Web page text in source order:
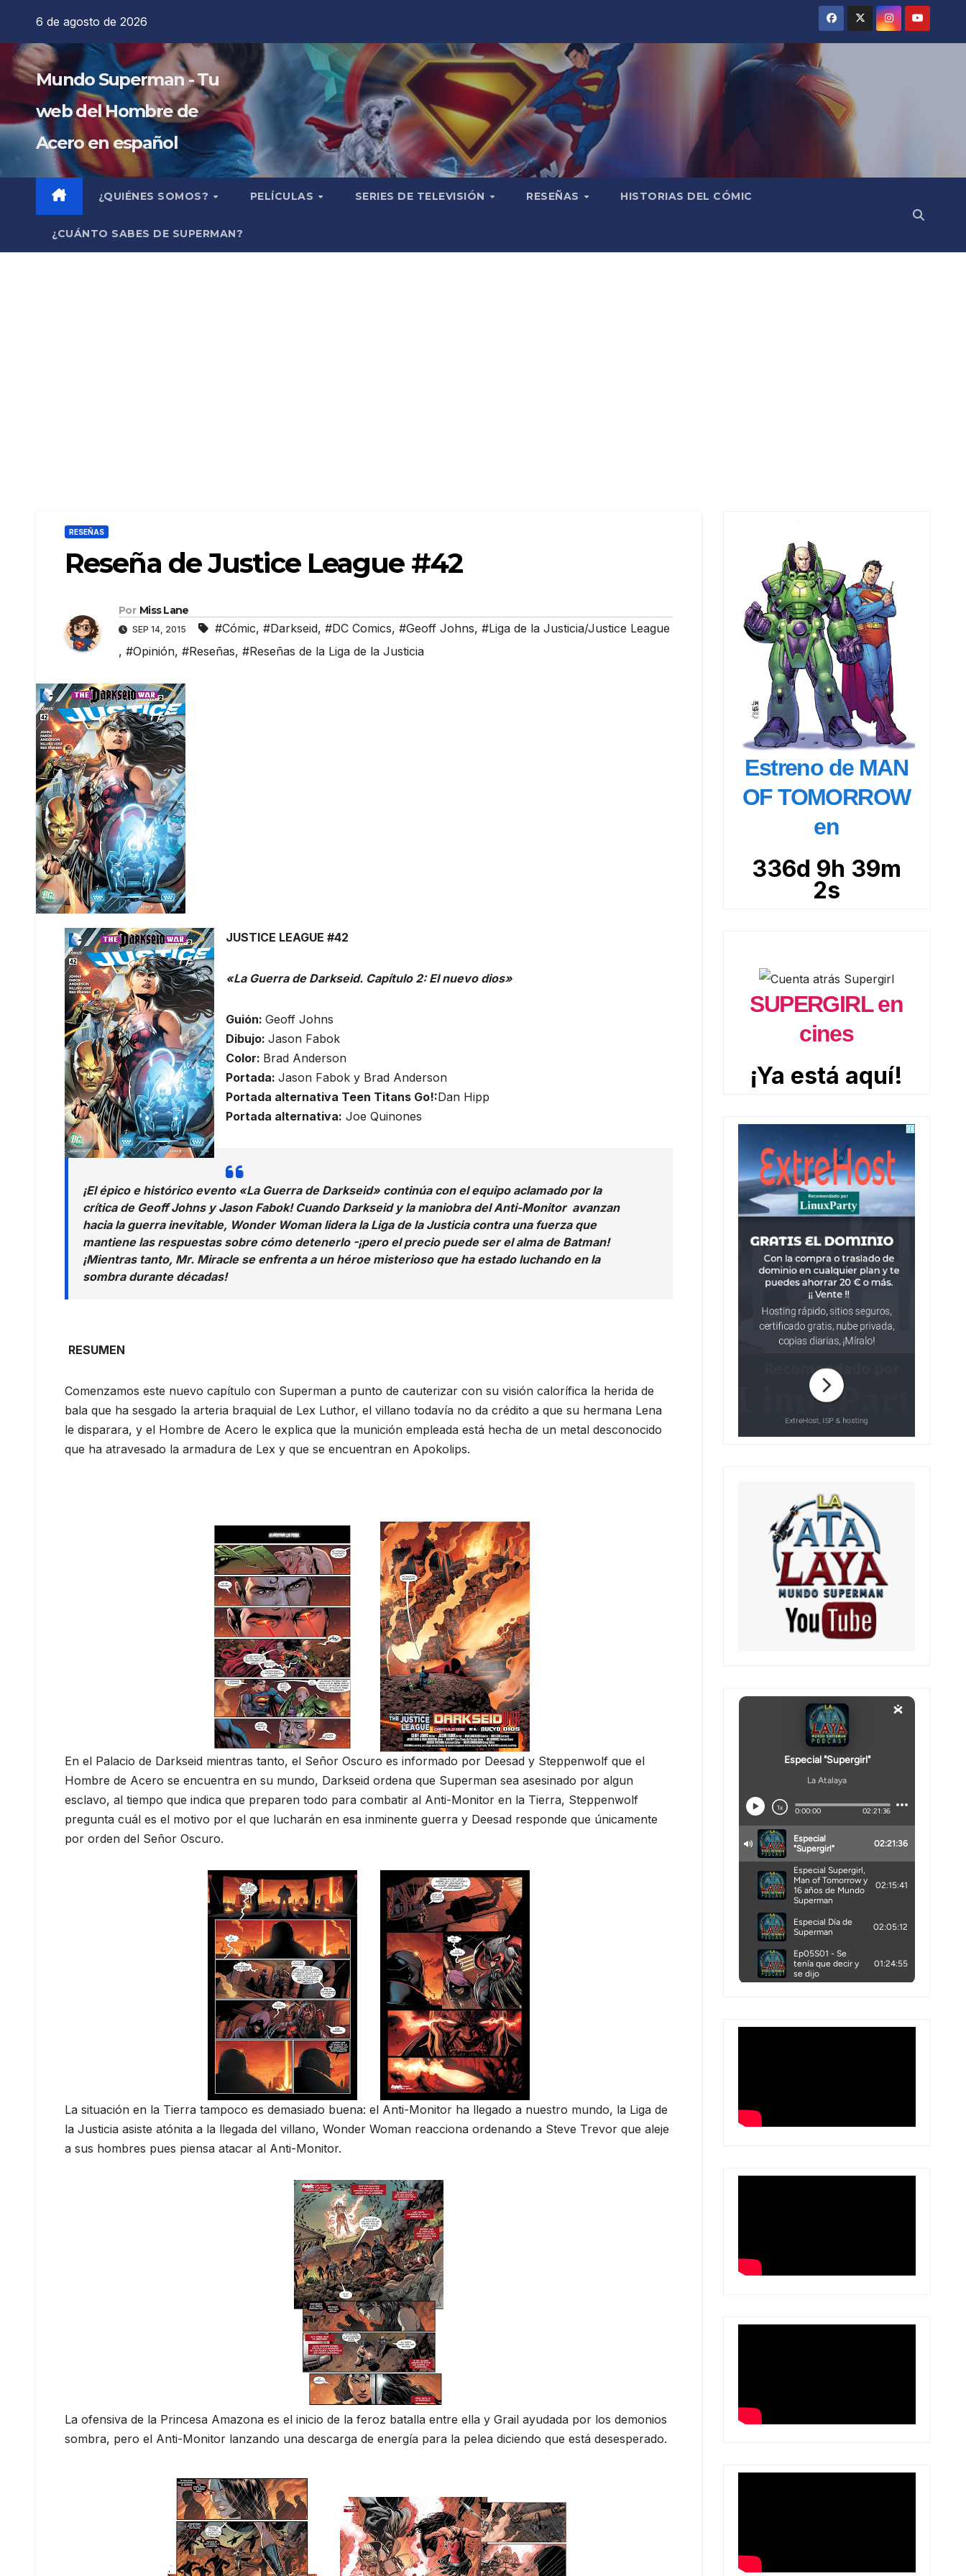
contenido
6 de agosto de 2026
Mundo Superman - Tu
web del Hombre de
Acero en español
¿QUIÉNES SOMOS? PELÍCULAS SERIES DE TELEVISIÓN RESEÑAS HISTORIAS DEL CÓMIC
¿CUÁNTO SABES DE SUPERMAN?
RESEÑAS
Reseña de Justice League #42
Por Miss Lane
SEP 14, 2015 #Cómic, #Darkseid, #DC Comics, #Geoff Johns, #Liga de la Justicia/Justice League
, #Opinión, #Reseñas, #Reseñas de la Liga de la Justicia
JUSTICE LEAGUE #42
«La Guerra de Darkseid. Capítulo 2: El nuevo dios»
Guión: Geoff Johns
Dibujo: Jason Fabok
Color: Brad Anderson
Portada: Jason Fabok y Brad Anderson
Portada alternativa Teen Titans Go!:Dan Hipp
Portada alternativa: Joe Quinones
¡El épico e histórico evento «La Guerra de Darkseid» continúa con el equipo aclamado por la
crítica de Geoff Johns y Jason Fabok! Cuando Darkseid y la maniobra del Anti-Monitor avanzan
hacia la guerra inevitable, Wonder Woman lidera la Liga de la Justicia contra una fuerza que
mantiene las respuestas sobre cómo detenerlo -¡pero el precio puede ser el alma de Batman!
¡Mientras tanto, Mr. Miracle se enfrenta a un héroe misterioso que ha estado luchando en la
sombra durante décadas!
RESUMEN
Comenzamos este nuevo capítulo con Superman a punto de cauterizar con su visión calorífica la herida de
bala que ha sesgado la arteria braquial de Lex Luthor, el villano todavía no da crédito a que su hermana Lena
le disparara, y el Hombre de Acero le explica que la munición empleada está hecha de un metal desconocido
que ha atravesado la armadura de Lex y que se encuentran en Apokolips.
En el Palacio de Darkseid mientras tanto, el Señor Oscuro es informado por Deesad y Steppenwolf que el
Hombre de Acero se encuentra en su mundo, Darkseid ordena que Superman sea asesinado por algun
esclavo, al tiempo que indica que preparen todo para combatir al Anti-Monitor en la Tierra, Steppenwolf
pregunta cuál es el motivo por el que lucharán en esa inminente guerra y Deesad responde que únicamente
por orden del Señor Oscuro.
La situación en la Tierra tampoco es demasiado buena: el Anti-Monitor ha llegado a nuestro mundo, la Liga de
la Justicia asiste atónita a la llegada del villano, Wonder Woman reacciona ordenando a Steve Trevor que aleje
a sus hombres pues piensa atacar al Anti-Monitor.
La ofensiva de la Princesa Amazona es el inicio de la feroz batalla entre ella y Grail ayudada por los demonios
sombra, pero el Anti-Monitor lanzando una descarga de energía para la pelea diciendo que está desesperado.
Estreno de MAN
OF TOMORROW
en
336d 9h 39m
1s
SUPERGIRL en
cines
¡Ya está aquí!